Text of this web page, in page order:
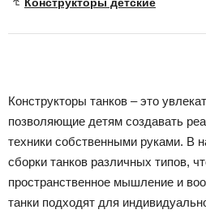
Конструкторы танков – это
позволяющие детям создавать
техники собственными руками. В
сборки танков различных типов,
пространственное мышление и
танки подходят для